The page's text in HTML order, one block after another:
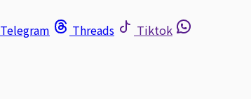
Telegram Threads
Tiktok